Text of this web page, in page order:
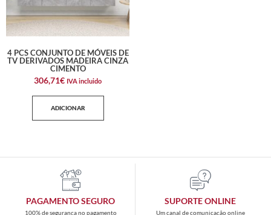
4 PCS CONJUNTO DE MÓVEIS DE
TV DERIVADOS MADEIRA CINZA
CIMENTO
306,71€ IVA incluido
ADICIONAR
PAGAMENTO SEGURO
100% de segurança no pagamento
SUPORTE ONLINE
Um canal de comunicação online